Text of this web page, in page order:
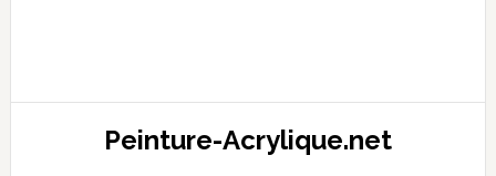
Peinture-Acrylique.net